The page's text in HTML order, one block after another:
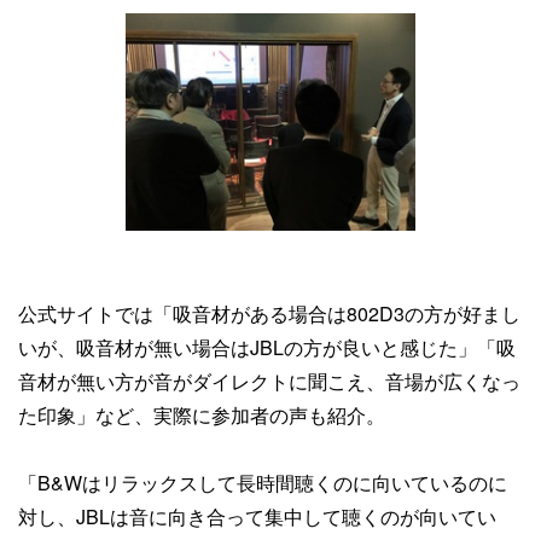
公式サイトでは「吸音材がある場合は802D3の方が好まし
いが、吸音材が無い場合はJBLの方が良いと感じた」「吸
音材が無い方が音がダイレクトに聞こえ、音場が広くなっ
た印象」など、実際に参加者の声も紹介。
「B&Wはリラックスして長時間聴くのに向いているのに
対し、JBLは音に向き合って集中して聴くのが向いてい